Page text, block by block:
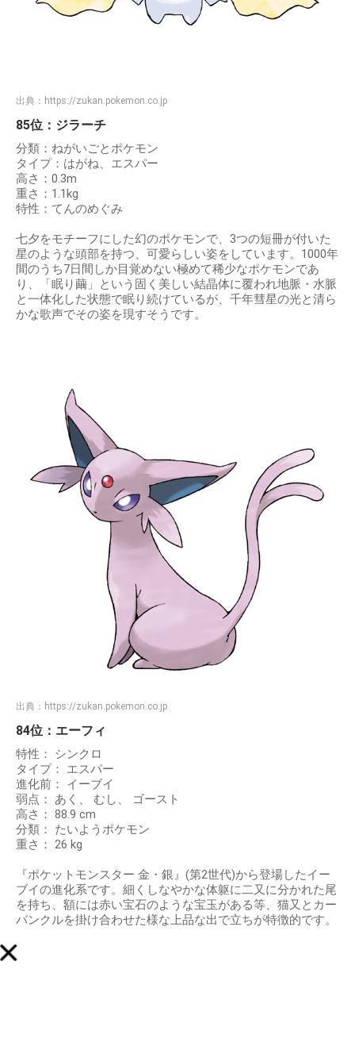
出典： https://zukan.pokemon.co.jp
85位：ジラーチ
分類：ねがいごとポケモン
タイプ：はがね、エスパー
高さ：0.3m
重さ：1.1kg
特性：てんのめぐみ
七夕をモチーフにした幻のポケモンで、3つの短冊が付いた
星のような頭部を持つ、可愛らしい姿をしています。1000年
間のうち7日間しか目覚めない極めて稀少なポケモンであ
り、「眠り繭」という固く美しい結晶体に覆われ地脈・水脈
と一体化した状態で眠り続けているが、千年彗星の光と清ら
かな歌声でその姿を現すそうです。
出典： https://zukan.pokemon.co.jp
84位：エーフィ
特性： シンクロ
タイプ： エスパー
進化前： イーブイ
弱点： あく、 むし、 ゴースト
高さ： 88.9 cm
分類： たいようポケモン
重さ： 26 kg
『ポケットモンスター 金・銀』(第2世代)から登場したイー
ブイの進化系です。細くしなやかな体躯に二又に分かれた尾
を持ち、額には赤い宝石のような宝玉がある等、猫又とカー
バンクルを掛け合わせた様な上品な出で立ちが特徴的です。